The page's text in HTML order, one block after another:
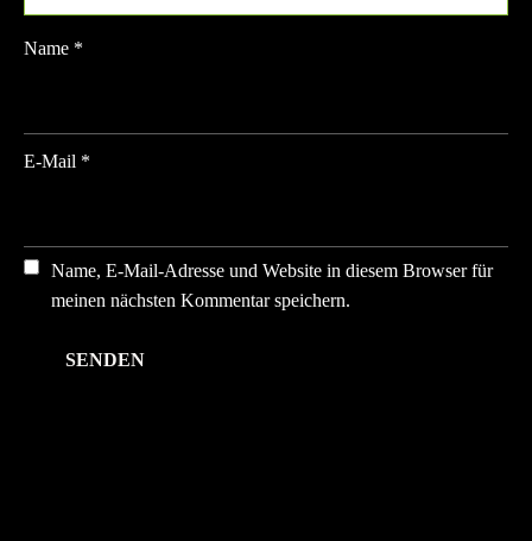
Name *
E-Mail *
Name, E-Mail-Adresse und Website in diesem Browser für
meinen nächsten Kommentar speichern.